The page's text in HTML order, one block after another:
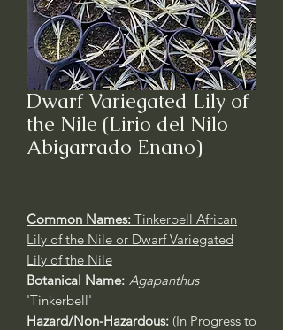
Dwarf Variegated Lily of
the Nile (Lirio del Nilo
Abigarrado Enano)
Common Names: Tinkerbell African
Lily of the Nile or Dwarf Variegated
Lily of the Nile
Botanical Name: Agapanthus
'Tinkerbell'
Hazard/Non-Hazardous: (In Progress to